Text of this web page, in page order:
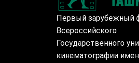
Первый зарубежный
Всероссийского
Государственного
кинематографии